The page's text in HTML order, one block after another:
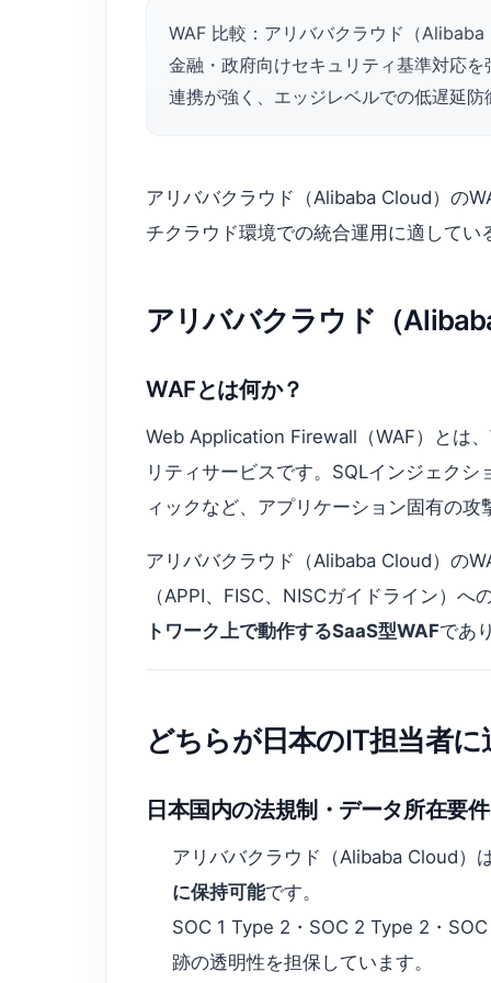
WAF 比較：アリババクラウド（
金融・政府向けセキュリティ基準対応
連携が強く、エッジレベルでの低遅延防
アリババクラウド（Alibaba Cloud）の
チクラウド環境での統合運用に適して
アリババクラウド（
WAFとは何か？
Web Application Firewall（WAF）とは
リティサービスです。SQLインジェク
ィックなど、アプリケーション固有の
アリババクラウド（Alibaba Cloud）の
（APPI、FISC、NISCガイドライン）
トワーク上で動作するSaaS型WAFであ
どちらが日本のIT担当者
日本国内の法規制・データ所在要
アリババクラウド（Alibaba Cloud）
に保持可能です。
SOC 1 Type 2・SOC 2 Type 2・
跡の透明性を担保しています。